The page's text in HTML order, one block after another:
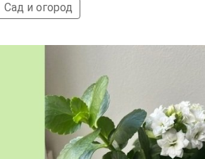
Сад и огород